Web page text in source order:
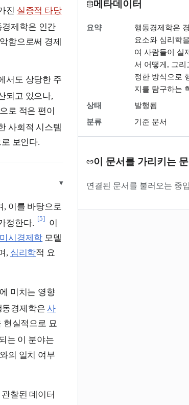
진 실증적 타당
제학은 인간
함으로써 경제
서도 상당한 주
되고 있으나,
로 적은 편이
사회적 시스템
보인다.
▾
, 이를 바탕으로
정한다.
[5]
이
미시경제학 모델
, 심리학적 요
에 미치는 영향
동경제학은사
현실적으로 묘
는 이 분야는
의 일치 여부
찰된 데이터
메타데이터
요약
행동경제학은
요소와 심리학
여 사람들이 실
서 어떻게, 그리
정한 방식으로
지를 탐구하는
상태
발행됨
분류
기준 문서
이 문서를 가리키는
연결된 문서를 불러오는 중